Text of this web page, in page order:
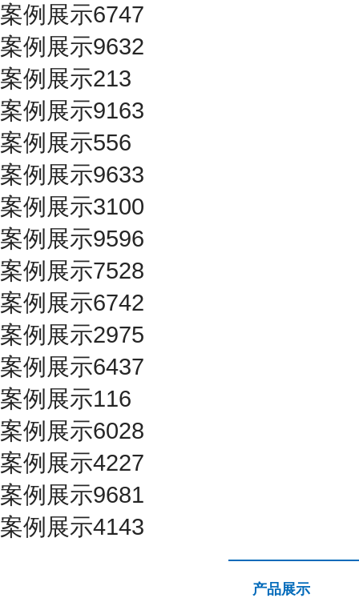
案例展示6747
案例展示9632
案例展示213
案例展示9163
案例展示556
案例展示9633
案例展示3100
案例展示9596
案例展示7528
案例展示6742
案例展示2975
案例展示6437
案例展示116
案例展示6028
案例展示4227
案例展示9681
案例展示4143
产品展示